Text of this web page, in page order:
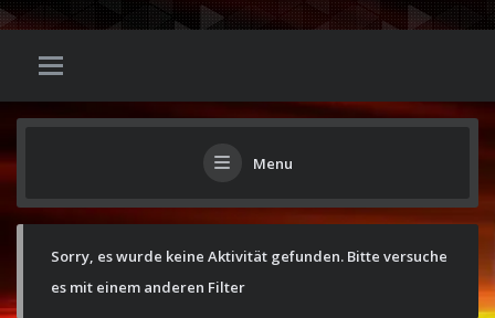
Menu
Sorry, es wurde keine Aktivität gefunden. Bitte versuche
es mit einem anderen Filter